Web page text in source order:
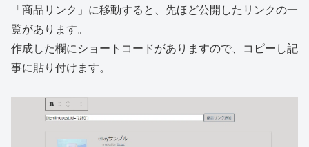
「商品リンク」に移動すると、先ほど公開したリンクの一
覧があります。
作成した欄にショートコードがありますので、コピーし記
事に貼り付けます。